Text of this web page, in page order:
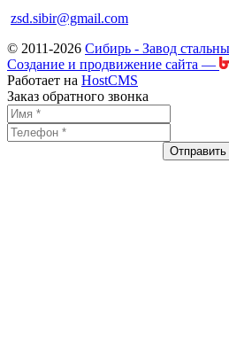
zsd.sibir@gmail.com
© 2011-2026 Сибирь - Завод
Создание и продвижение сайта —
Работает на HostCMS
Заказ обратного звонка
Отправить